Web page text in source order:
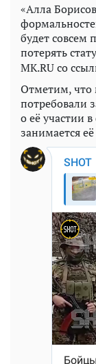
«Алла
будет совсем
потерять
MK.RU со
Отметим, что
потребовали
о её участии
занимается